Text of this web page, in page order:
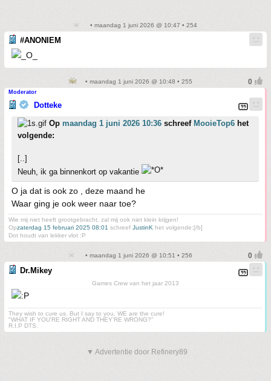
• maandag 1 juni 2026 @ 10:47 • 254
#ANONIEM
• maandag 1 juni 2026 @ 10:48 • 255
Moderator
Dotteke
Op maandag 1 juni 2026 10:36 schreef MooieTop6 het
volgende:
[..]
Neuh, ik ga binnenkort op vakantie
O ja dat is ook zo , deze maand he
Waar ging je ook weer naar toe?
Wie mij niet heeft grootgebracht, zal mij ook niet klein krijgen!
Opzaterdag 15 februari 2025 08:01 schreef JustinK het volgende:[/b]
Dot houdt van lekker vlot :P
• maandag 1 juni 2026 @ 10:51 • 256
Dr.Mikey
Games Crew van het jaar 2013
They wish to cure us. But I say to you, WE are the cure!
"WHAT IF YOU'RE RIGHT AND THEY'RE WRONG?"
R.I.P DTS.
▼ Advertentie door Refinery89